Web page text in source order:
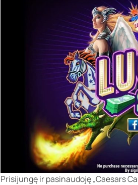
Prisijungę ir pasinaudoję „Caesars